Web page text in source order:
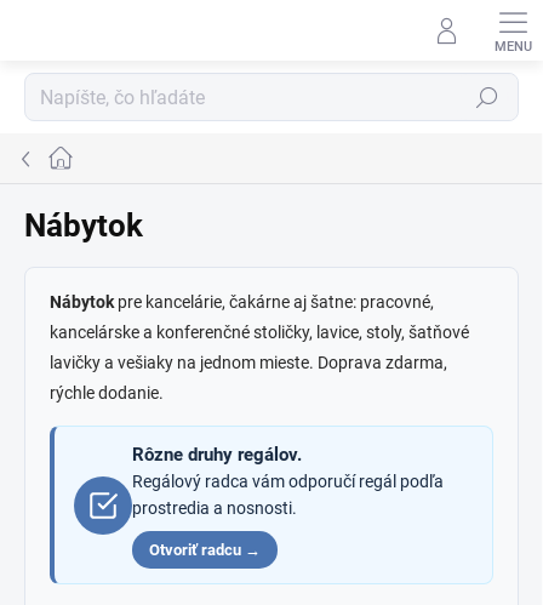
Hľadať
Domov
Nábytok
Nábytok pre kancelárie, čakárne aj šatne: pracovné,
kancelárske a konferenčné stoličky, lavice, stoly, šatňové
lavičky a vešiaky na jednom mieste. Doprava zdarma,
rýchle dodanie.
Rôzne druhy regálov.
Regálový radca vám odporučí regál podľa
prostredia a nosnosti.
Otvoriť radcu →